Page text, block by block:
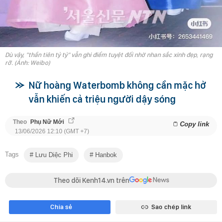
Dù vậy, "thần tiên tỷ tỷ" vẫn ghi điểm tuyệt đối nhờ nhan sắc xinh đẹp, rạng
rỡ. (Ảnh: Weibo)
Nữ hoàng Waterbomb không cần mặc hở
vẫn khiến cả triệu người dậy sóng
Theo Phụ Nữ Mới Copy link
13/06/2026 12:10 (GMT +7)
Tags Lưu Diệc Phi Hanbok
Theo dõi Kenh14.vn trên
Chia sẻ Sao chép link